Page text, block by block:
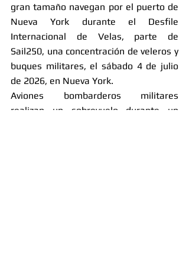
gran tamaño navegan por el puerto de
Nueva York durante el Desfile
Internacional de Velas, parte de
Sail250, una concentración de veleros y
buques militares, el sábado 4 de julio
de 2026, en Nueva York.
Aviones bombarderos militares
realizan un sobrevuelo durante un